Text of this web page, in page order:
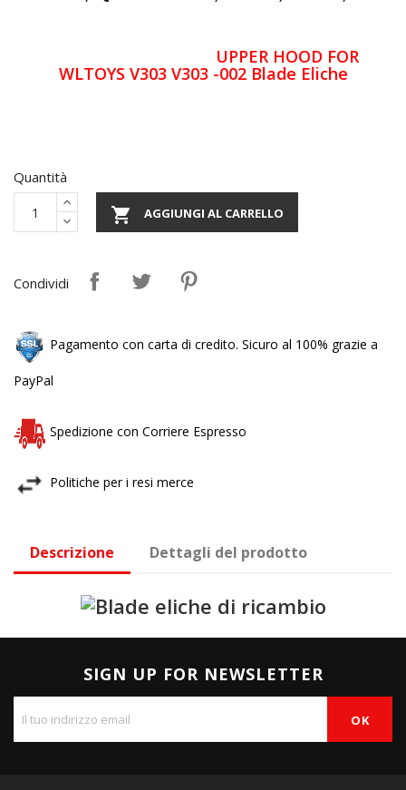
UPPER HOOD FOR
WLTOYS V303 V303 -002 Blade Eliche
Quantità
 AGGIUNGI AL CARRELLO
Condividi
Pagamento con carta di credito. Sicuro al 100% grazie a
PayPal
Spedizione con Corriere Espresso
Politiche per i resi merce
Descrizione Dettagli del prodotto
SIGN UP FOR NEWSLETTER